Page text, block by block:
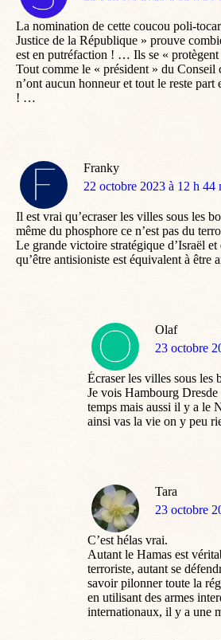
La nomination de cette coucou poli-
Justice de la République » prouve
est en putréfaction ! … Ils se «
Tout comme le « président » du Conseil
n’ont aucun honneur et tout le reste
! …
Franky
dit
22 octobre 2023 à 12 h 44
Il est vrai qu’ecraser les villes sous les
même du phosphore ce n’est pas du
Le grande victoire stratégique d’Israël
qu’être antisioniste est équivalent à être
Olaf
dit
23 octobre
Écraser les villes sous les
Je vois Hambourg
temps mais aussi il y a le
ainsi vas la vie on y peu
Tara
dit
23 octobre
C’est hélas vrai.
Autant le Hamas est
terroriste, autant se
savoir pilonner toute la
en utilisant des armes
internationaux, il y a une